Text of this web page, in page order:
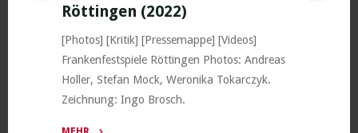
Röttingen (2022)
[Photos] [Kritik] [Pressemappe] [Videos]
Frankenfestspiele Röttingen Photos: Andreas
Holler, Stefan Mock, Weronika Tokarczyk.
Zeichnung: Ingo Brosch.